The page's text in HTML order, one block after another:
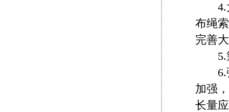
4.大
布绳
完善
5.篷
6.弹
加强
长量